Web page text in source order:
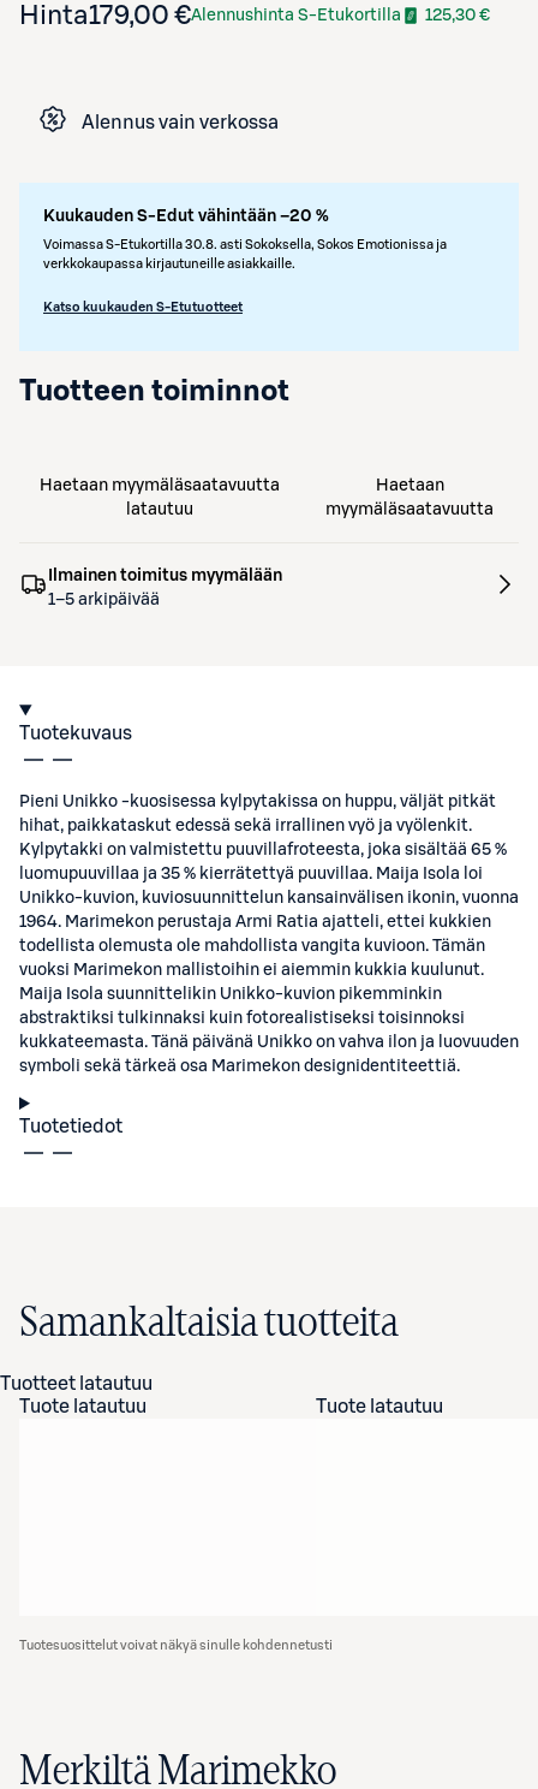
Hinta179,00 €Alennushinta S-Etukortilla 125,30 €
Alennus vain verkossa
Kuukauden S-Edut vähintään –20 %
Voimassa S-Etukortilla 30.8. asti Sokoksella, Sokos Emotionissa ja
verkkokaupassa kirjautuneille asiakkaille.
Katso kuukauden S-Etutuotteet
Tuotteen toiminnot
Haetaan myymäläsaatavuutta
latautuu
Haetaan
myymäläsaatavuutta
Ilmainen toimitus myymälään
1–5 arkipäivää
Tuotekuvaus
Pieni Unikko -kuosisessa kylpytakissa on huppu, väljät pitkät
hihat, paikkataskut edessä sekä irrallinen vyö ja vyölenkit.
Kylpytakki on valmistettu puuvillafroteesta, joka sisältää 65 %
luomupuuvillaa ja 35 % kierrätettyä puuvillaa. Maija Isola loi
Unikko-kuvion, kuviosuunnittelun kansainvälisen ikonin, vuonna
1964. Marimekon perustaja Armi Ratia ajatteli, ettei kukkien
todellista olemusta ole mahdollista vangita kuvioon. Tämän
vuoksi Marimekon mallistoihin ei aiemmin kukkia kuulunut.
Maija Isola suunnittelikin Unikko-kuvion pikemminkin
abstraktiksi tulkinnaksi kuin fotorealistiseksi toisinnoksi
kukkateemasta. Tänä päivänä Unikko on vahva ilon ja luovuuden
symboli sekä tärkeä osa Marimekon designidentiteettiä.
Tuotetiedot
Samankaltaisia tuotteita
Tuotteet latautuu
Tuote latautuu
Tuote latautuu
Tuotesuosittelut voivat näkyä sinulle kohdennetusti
Merkiltä Marimekko